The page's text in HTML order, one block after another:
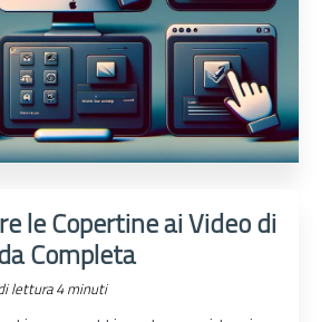
le Copertine ai Video di
Completa
lettura 4 minuti